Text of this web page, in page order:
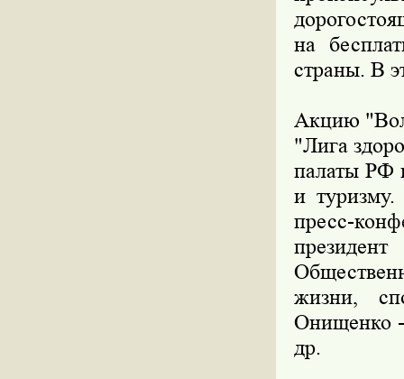
на
страны. В
Акцию
"Лига
палаты РФ
и туризму.
пресс-
жизни,
Онищенко -
др.